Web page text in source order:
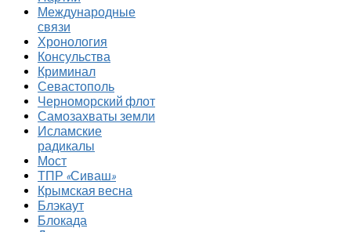
Международные
связи
Хронология
Консульства
Криминал
Севастополь
Черноморский флот
Самозахваты земли
Исламские
радикалы
Мост
ТПР «Сиваш»
Крымская весна
Блэкаут
Блокада